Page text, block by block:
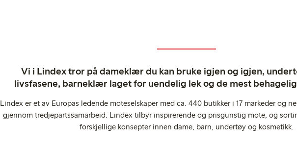
Vi i Lindex tror på dameklær du kan bruke igjen og igjen,
livsfasene, barneklær laget for uendelig lek og de mest
Lindex er et av Europas ledende moteselskaper med ca. 440 butikker i 17 markeder og
gjennom tredjepartssamarbeid. Lindex tilbyr inspirerende og prisgunstig mote, og
forskjellige konsepter innen dame, barn, undertøy og kosmetikk.